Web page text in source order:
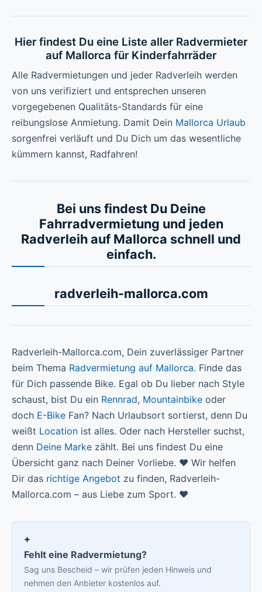
Hier findest Du eine Liste aller Radvermieter
auf Mallorca für Kinderfahrräder
Alle Radvermietungen und jeder Radverleih werden
von uns verifiziert und entsprechen unseren
vorgegebenen Qualitäts-Standards für eine
reibungslose Anmietung. Damit Dein Mallorca Urlaub
sorgenfrei verläuft und Du Dich um das wesentliche
kümmern kannst, Radfahren!
Bei uns findest Du Deine
Fahrradvermietung und jeden
Radverleih auf Mallorca schnell und
einfach.
radverleih-mallorca.com
Radverleih-Mallorca.com, Dein zuverlässiger Partner
beim Thema Radvermietung auf Mallorca. Finde das
für Dich passende Bike. Egal ob Du lieber nach Style
schaust, bist Du ein Rennrad, Mountainbike oder
doch E-Bike Fan? Nach Urlaubsort sortierst, denn Du
weißt Location ist alles. Oder nach Hersteller suchst,
denn Deine Marke zählt. Bei uns findest Du eine
Übersicht ganz nach Deiner Vorliebe. ♥️ Wir helfen
Dir das richtige Angebot zu finden, Radverleih-
Mallorca.com – aus Liebe zum Sport. ♥️
Fehlt eine Radvermietung?
Sag uns Bescheid – wir prüfen jeden Hinweis und
nehmen den Anbieter kostenlos auf.